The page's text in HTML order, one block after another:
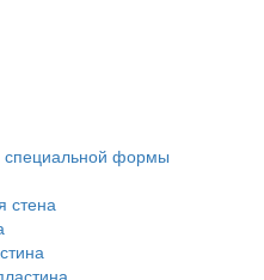
специальной формы
стена